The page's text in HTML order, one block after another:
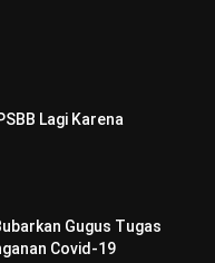
Lagi Karena
Gugus Tugas
Covid-19